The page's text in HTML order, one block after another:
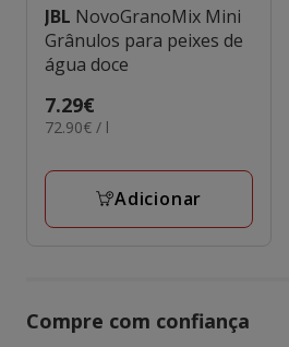
JBL NovoGranoMix Mini
Grânulos para peixes de
água doce
Preço
7.29€
7.29€
72.90€
L
72.90€ / l
Adicionar
Compre com confiança